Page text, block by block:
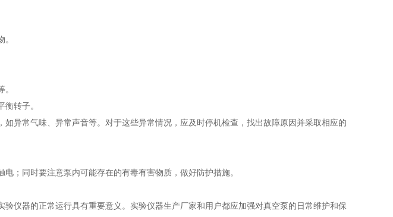
转子。
异常气味、异常声音等。对于这些异常情况，应及时停机检查，找出故障原因并采取相应的
；同时要注意泵内可能存在的有毒有害物质，做好防护措施。
仪器的正常运行具有重要意义。实验仪器生产厂家和用户都应加强对真空泵的日常维护和保